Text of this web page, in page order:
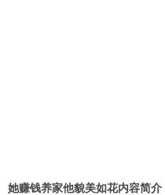
她赚钱养家他貌美如花内容简介